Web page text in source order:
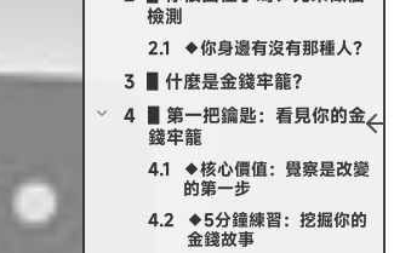
檢測
◆你身邊有沒有那種人？
▋什麼是金錢牢籠？
▋第一把鑰匙：看見你的金
錢牢籠
◆核心價值：覺察是改變
的第一步
◆5分鐘練習：挖掘你的
金錢故事
AMAYGO BAR PODCAST 節目
【直播共讀BAR】好工作要靠自己
設計? 《做自己的工作設計師》